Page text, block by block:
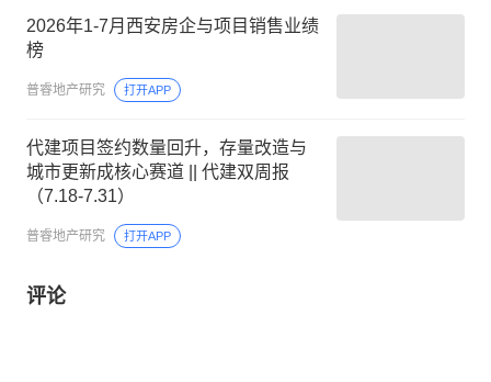
2026年1-7月西安房企与项目销售业绩
榜
普睿地产研究 打开APP
代建项目签约数量回升，存量改造与
城市更新成核心赛道 || 代建双周报
（7.18-7.31）
普睿地产研究 打开APP
评论